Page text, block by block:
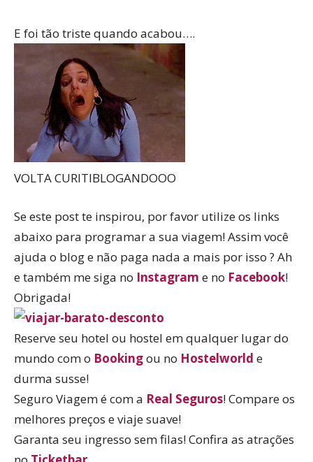
E foi tão triste quando acabou….
VOLTA CURITIBLOGANDOOO
Se este post te inspirou, por favor utilize os links
abaixo para programar a sua viagem! Assim você
ajuda o blog e não paga nada a mais por isso ? Ah
e também me siga no Instagram e no Facebook!
Obrigada!
Reserve seu hotel ou hostel em qualquer lugar do
mundo com o Bookingou no Hostelworld e
durma susse!
Seguro Viagem é com a Real Seguros! Compare os
melhores preços e viaje suave!
Garanta seu ingresso sem filas! Confira as atrações